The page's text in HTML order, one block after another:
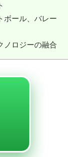
ボール、バレー
ノロジーの融合